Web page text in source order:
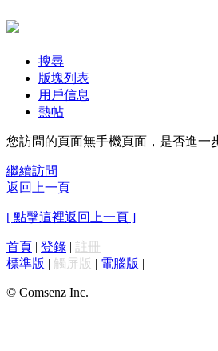
搜尋
版塊列表
用戶信息
熱帖
您訪問的頁面無手機頁面，是否進一
繼續訪問
返回上一頁
[ 點擊這裡返回上一頁 ]
首頁 | 登錄 | 註冊
標準版 | 觸屏版 | 電腦版 |
© Comsenz Inc.